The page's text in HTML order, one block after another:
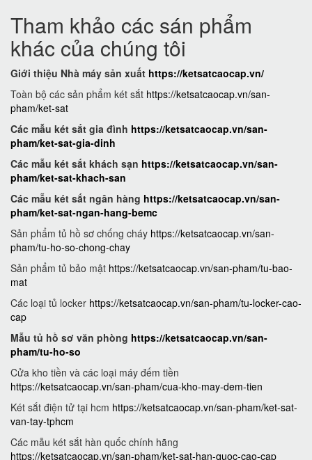
Tham khảo các sán phẩm
khác của chúng tôi
Giới thiệu Nhà máy sản xuất https://ketsatcaocap.vn/
Toàn bộ các sản phẩm két sắt https://ketsatcaocap.vn/san-
pham/ket-sat
Các mẫu két sắt gia đình https://ketsatcaocap.vn/san-
pham/ket-sat-gia-dinh
Các mẫu két sắt khách sạn https://ketsatcaocap.vn/san-
pham/ket-sat-khach-san
Các mẫu két sắt ngân hàng https://ketsatcaocap.vn/san-
pham/ket-sat-ngan-hang-bemc
Sản phẩm tủ hồ sơ chống cháy https://ketsatcaocap.vn/san-
pham/tu-ho-so-chong-chay
Sản phẩm tủ bảo mật https://ketsatcaocap.vn/san-pham/tu-bao-
mat
Các loại tủ locker https://ketsatcaocap.vn/san-pham/tu-locker-cao-
cap
Mẫu tủ hồ sơ văn phòng https://ketsatcaocap.vn/san-
pham/tu-ho-so
Cửa kho tiền và các loại máy đếm tiền
https://ketsatcaocap.vn/san-pham/cua-kho-may-dem-tien
Két sắt điện tử tại hcm https://ketsatcaocap.vn/san-pham/ket-sat-
van-tay-tphcm
Các mẫu két sắt hàn quốc chính hãng
https://ketsatcaocap.vn/san-pham/ket-sat-han-quoc-cao-cap